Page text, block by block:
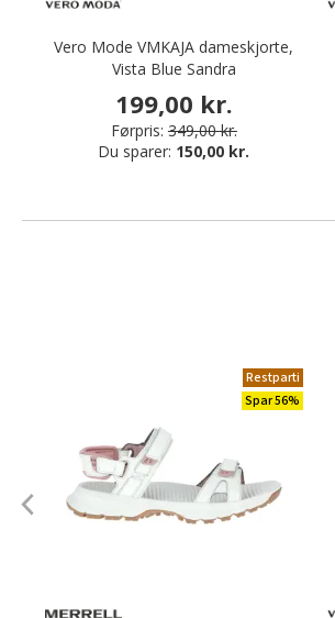
Vero Mode VMKAJA dameskjorte,
Vista Blue Sandra
199,00 kr.
Førpris: 349,00 kr.
Du sparer: 150,00 kr.
Restparti
Spar 56%